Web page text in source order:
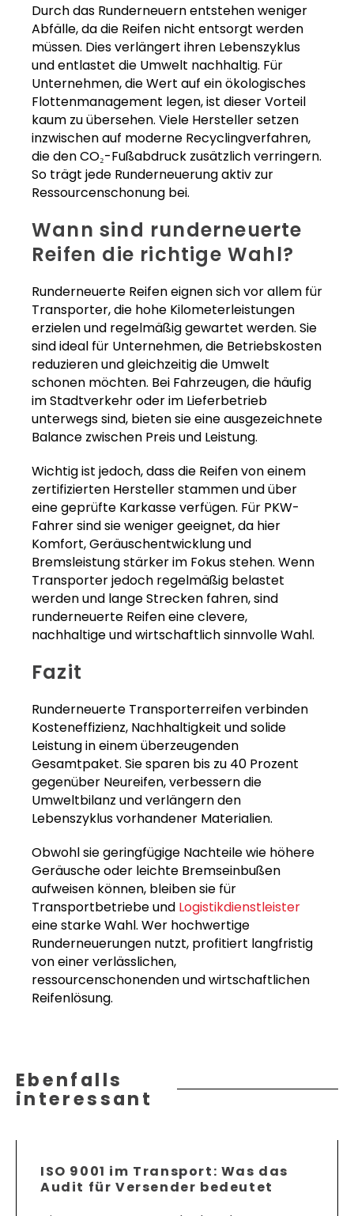
Durch das Runderneuern entstehen weniger
Abfälle, da die Reifen nicht entsorgt werden
müssen. Dies verlängert ihren Lebenszyklus
und entlastet die Umwelt nachhaltig. Für
Unternehmen, die Wert auf ein ökologisches
Flottenmanagement legen, ist dieser Vorteil
kaum zu übersehen. Viele Hersteller setzen
inzwischen auf moderne Recyclingverfahren,
die den CO₂-Fußabdruck zusätzlich verringern.
So trägt jede Runderneuerung aktiv zur
Ressourcenschonung bei.
Wann sind runderneuerte
Reifen die richtige Wahl?
Runderneuerte Reifen eignen sich vor allem für
Transporter, die hohe Kilometerleistungen
erzielen und regelmäßig gewartet werden. Sie
sind ideal für Unternehmen, die Betriebskosten
reduzieren und gleichzeitig die Umwelt
schonen möchten. Bei Fahrzeugen, die häufig
im Stadtverkehr oder im Lieferbetrieb
unterwegs sind, bieten sie eine ausgezeichnete
Balance zwischen Preis und Leistung.
Wichtig ist jedoch, dass die Reifen von einem
zertifizierten Hersteller stammen und über
eine geprüfte Karkasse verfügen. Für PKW-
Fahrer sind sie weniger geeignet, da hier
Komfort, Geräuschentwicklung und
Bremsleistung stärker im Fokus stehen. Wenn
Transporter jedoch regelmäßig belastet
werden und lange Strecken fahren, sind
runderneuerte Reifen eine clevere,
nachhaltige und wirtschaftlich sinnvolle Wahl.
Fazit
Runderneuerte Transporterreifen verbinden
Kosteneffizienz, Nachhaltigkeit und solide
Leistung in einem überzeugenden
Gesamtpaket. Sie sparen bis zu 40 Prozent
gegenüber Neureifen, verbessern die
Umweltbilanz und verlängern den
Lebenszyklus vorhandener Materialien.
Obwohl sie geringfügige Nachteile wie höhere
Geräusche oder leichte Bremseinbußen
aufweisen können, bleiben sie für
Transportbetriebe und Logistikdienstleister
eine starke Wahl. Wer hochwertige
Runderneuerungen nutzt, profitiert langfristig
von einer verlässlichen,
ressourcenschonenden und wirtschaftlichen
Reifenlösung.
Ebenfalls
interessant
ISO 9001 im Transport: Was das
Audit für Versender bedeutet